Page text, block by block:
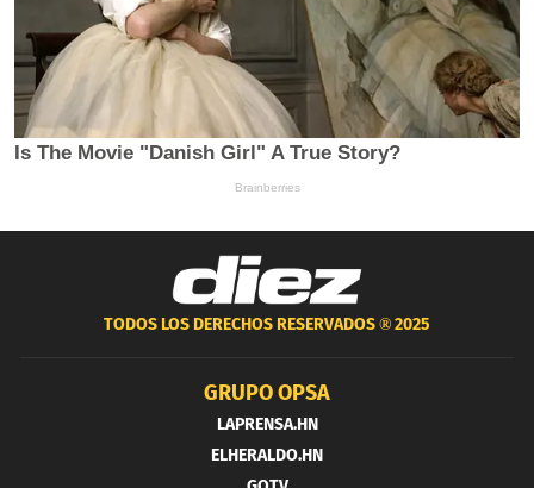
TODOS LOS DERECHOS RESERVADOS ®2025
GRUPO OPSA
LAPRENSA.HN
ELHERALDO.HN